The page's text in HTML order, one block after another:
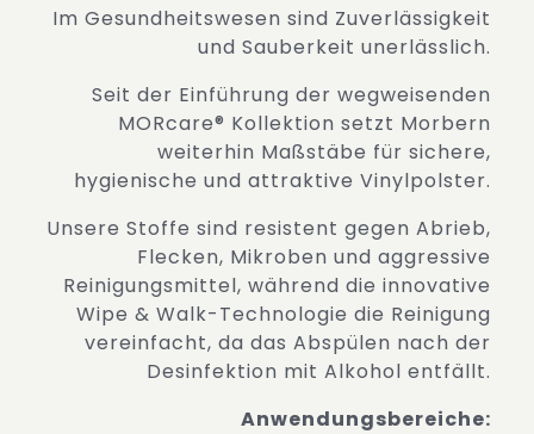
Im Gesundheitswesen sind Zuverlässigkeit
und Sauberkeit unerlässlich.
Seit der Einführung der wegweisenden
MORcare® Kollektion setzt Morbern
weiterhin Maßstäbe für sichere,
hygienische und attraktive Vinylpolster.
Unsere Stoffe sind resistent gegen Abrieb,
Flecken, Mikroben und aggressive
Reinigungsmittel, während die innovative
Wipe & Walk-Technologie die Reinigung
vereinfacht, da das Abspülen nach der
Desinfektion mit Alkohol entfällt.
Anwendungsbereiche: